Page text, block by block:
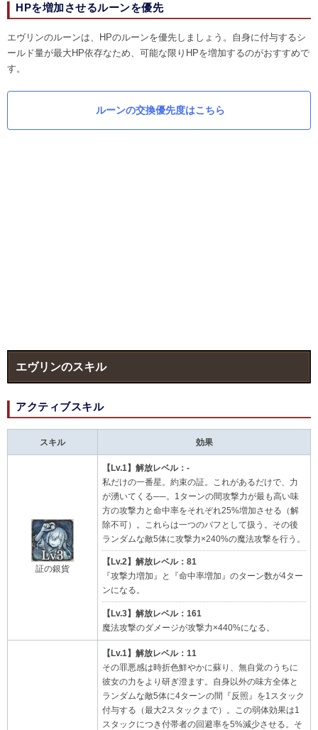
HPを増加させるルーンを優先
エヴリンのルーンは、HPのルーンを優先しましょう。自身に付与するシ
ールド量が最大HP依存なため、可能な限りHPを増加するのがおすすめで
す。
ルーンの交換優先度はこちら
エヴリンのスキル
アクティブスキル
スキル 効果
証の銀貨
【Lv.1】解放レベル：-
私だけの一番星。約束の証。これがあるだけで、力
が湧いてくる──。1ターンの間攻撃力が最も高い味
方の攻撃力と命中率をそれぞれ25%増加させる（解
除不可）。これらは一つのバフとして扱う。その後
ランダムな敵5体に攻撃力×240%の魔法攻撃を行う。
【Lv.2】解放レベル：81
『攻撃力増加』と『命中率増加』のターン数が4ター
ンになる。
【Lv.3】解放レベル：161
魔法攻撃のダメージが攻撃力×440%になる。
【Lv.1】解放レベル：11
その罪悪感は時折色鮮やかに蘇り、無自覚のうちに
彼女の力をより研ぎ澄ます。自身以外の味方全体と
ランダムな敵5体に4ターンの間『反照』を1スタック
付与する（最大2スタックまで）。この弱体効果は1
スタックにつき付帯者の回避率を5%減少させる。そ